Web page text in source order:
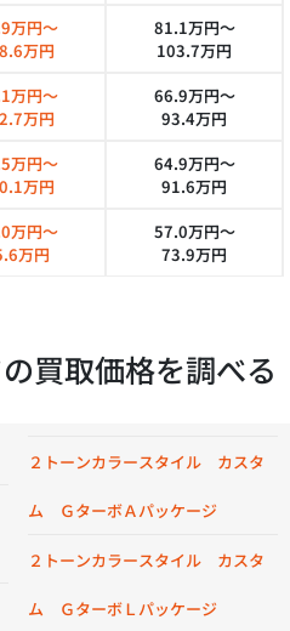
万円～
万円
81.1万円～
103.7万円
万円～
万円
66.9万円～
93.4万円
万円～
万円
64.9万円～
91.6万円
万円～
万円
57.0万円～
73.9万円
買取価格を調べる
２トーンカラースタイル カスタ
ム ＧターボＡパッケージ
２トーンカラースタイル カスタ
ム ＧターボＬパッケージ